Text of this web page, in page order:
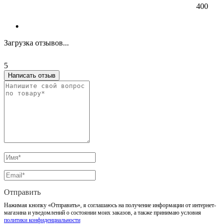
400
Загрузка отзывов...
5
Написать отзыв
Отправить
Нажимая кнопку «Отправить», я соглашаюсь на получение информации от интернет-
магазина и уведомлений о состоянии моих заказов, а также принимаю условия
политики конфиденциальности